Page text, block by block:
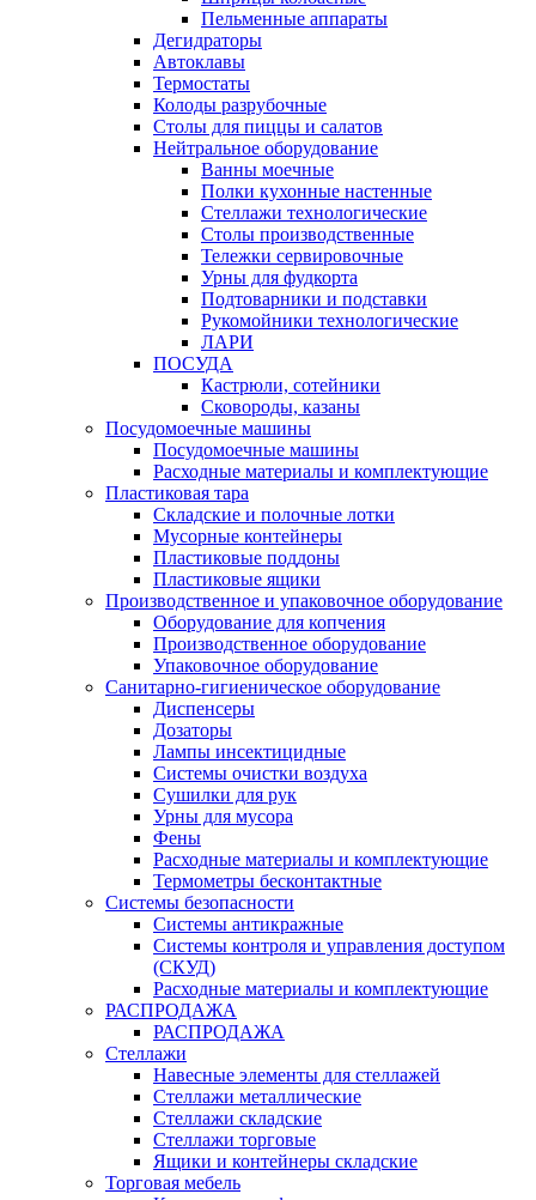
Пельменные аппараты
Дегидраторы
Автоклавы
Термостаты
Колоды разрубочные
Столы для пиццы и салатов
Нейтральное оборудование
Ванны моечные
Полки кухонные настенные
Стеллажи технологические
Столы производственные
Тележки сервировочные
Урны для фудкорта
Подтоварники и подставки
Рукомойники технологические
ЛАРИ
ПОСУДА
Кастрюли, сотейники
Сковороды, казаны
Посудомоечные машины
Посудомоечные машины
Расходные материалы и комплектующие
Пластиковая тара
Складские и полочные лотки
Мусорные контейнеры
Пластиковые поддоны
Пластиковые ящики
Производственное и упаковочное оборудование
Оборудование для копчения
Производственное оборудование
Упаковочное оборудование
Санитарно-гигиеническое оборудование
Диспенсеры
Дозаторы
Лампы инсектицидные
Системы очистки воздуха
Сушилки для рук
Урны для мусора
Фены
Расходные материалы и комплектующие
Термометры бесконтактные
Системы безопасности
Системы антикражные
Системы контроля и управления доступом
(СКУД)
Расходные материалы и комплектующие
РАСПРОДАЖА
РАСПРОДАЖА
Стеллажи
Навесные элементы для стеллажей
Стеллажи металлические
Стеллажи складские
Стеллажи торговые
Ящики и контейнеры складские
Торговая мебель